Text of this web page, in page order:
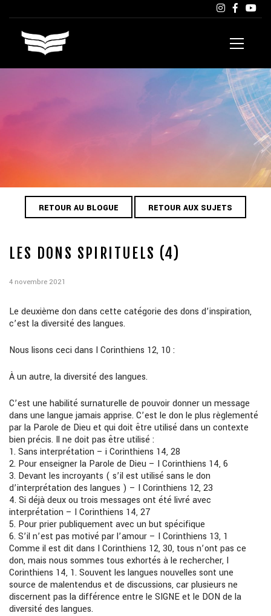
RETOUR AU BLOGUE RETOUR AUX SUJETS
LES DONS SPIRITUELS (4)
4 novembre 2021
Le deuxième don dans cette catégorie des dons d’inspiration,
c’est la diversité des langues.
Nous lisons ceci dans I Corinthiens 12, 10 :
À un autre, la diversité des langues.
C’est une habilité surnaturelle de pouvoir donner un message
dans une langue jamais apprise. C’est le don le plus règlementé
par la Parole de Dieu et qui doit être utilisé dans un contexte
bien précis. Il ne doit pas être utilisé :
1. Sans interprétation – i Corinthiens 14, 28
2. Pour enseigner la Parole de Dieu – I Corinthiens 14, 6
3. Devant les incroyants ( s’il est utilisé sans le don
d’interprétation des langues ) – I Corinthiens 12, 23
4. Si déjà deux ou trois messages ont été livré avec
interprétation – I Corinthiens 14, 27
5. Pour prier publiquement avec un but spécifique
6. S’il n’est pas motivé par l’amour – I Corinthiens 13, 1
Comme il est dit dans I Corinthiens 12, 30, tous n’ont pas ce
don, mais nous sommes tous exhortés à le rechercher, I
Corinthiens 14, 1. Souvent les langues nouvelles sont une
source de malentendus et de discussions, car plusieurs ne
discernent pas la différence entre le SIGNE et le DON de la
diversité des langues.